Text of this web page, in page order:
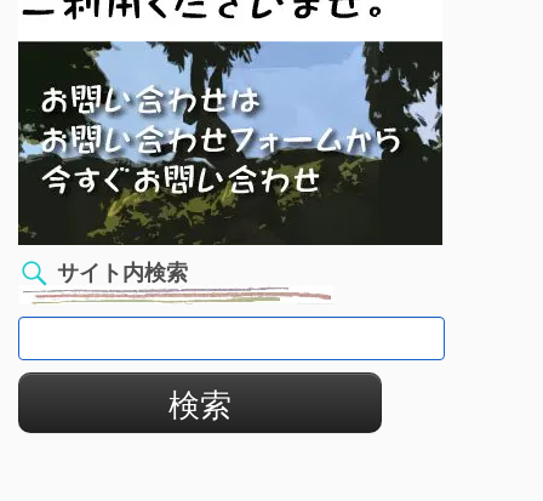
サイト内検索
検
索: